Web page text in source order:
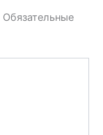
Обязательные